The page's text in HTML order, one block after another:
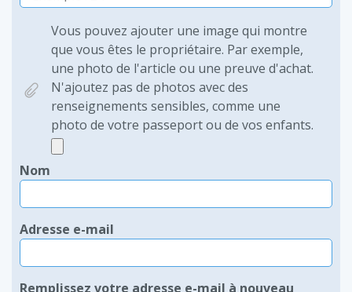
Vous pouvez ajouter une image qui montre
que vous êtes le propriétaire. Par exemple,
une photo de l'article ou une preuve d'achat.
N'ajoutez pas de photos avec des
renseignements sensibles, comme une
photo de votre passeport ou de vos enfants.
Nom
Adresse e-mail
Remplissez votre adresse e-mail à nouveau